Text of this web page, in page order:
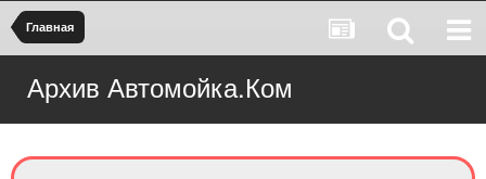
Главная
Архив Автомойка.Ком